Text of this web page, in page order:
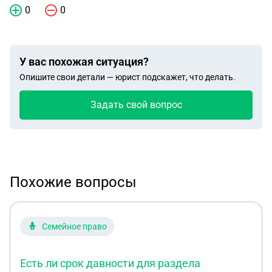
0 0
У вас похожая ситуация?
Опишите свои детали — юрист подскажет, что делать.
Задать свой вопрос
Похожие вопросы
Семейное право
Есть ли срок давности для раздела